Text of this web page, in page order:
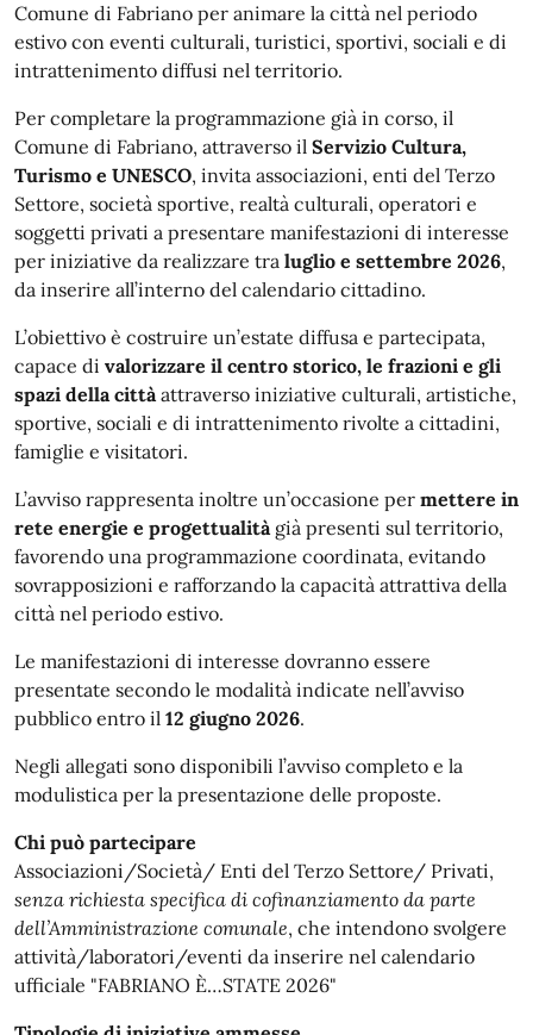
Comune di Fabriano per animare la città nel periodo
estivo con eventi culturali, turistici, sportivi, sociali e di
intrattenimento diffusi nel territorio.
Per completare la programmazione già in corso, il
Comune di Fabriano, attraverso il Servizio Cultura,
Turismo e UNESCO, invita associazioni, enti del Terzo
Settore, società sportive, realtà culturali, operatori e
soggetti privati a presentare manifestazioni di interesse
per iniziative da realizzare tra luglio e settembre 2026,
da inserire all’interno del calendario cittadino.
L’obiettivo è costruire un’estate diffusa e partecipata,
capace di valorizzare il centro storico, le frazioni e gli
spazi della cittàattraverso iniziative culturali, artistiche,
sportive, sociali e di intrattenimento rivolte a cittadini,
famiglie e visitatori.
L’avviso rappresenta inoltre un’occasione per mettere in
rete energie e progettualitàgià presenti sul territorio,
favorendo una programmazione coordinata, evitando
sovrapposizioni e rafforzando la capacità attrattiva della
città nel periodo estivo.
Le manifestazioni di interesse dovranno essere
presentate secondo le modalità indicate nell’avviso
pubblico entro il 12 giugno 2026.
Negli allegati sono disponibili l’avviso completo e la
modulistica per la presentazione delle proposte.
Chi può partecipare
Associazioni/Società/ Enti del Terzo Settore/ Privati,
senza richiesta specifica di cofinanziamento da parte
dell’Amministrazione comunale, che intendono svolgere
attività/laboratori/eventi da inserire nel calendario
ufficiale "FABRIANO È…STATE 2026"